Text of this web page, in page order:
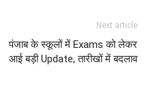
Next article
पंजाब के स्कूलों में Exams को लेकर
आई बड़ी Update, तारीखों में बदलाव